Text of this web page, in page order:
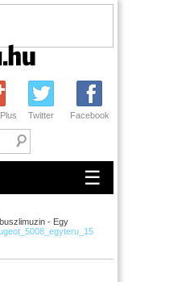
Twitter Facebook
☰
- Egy